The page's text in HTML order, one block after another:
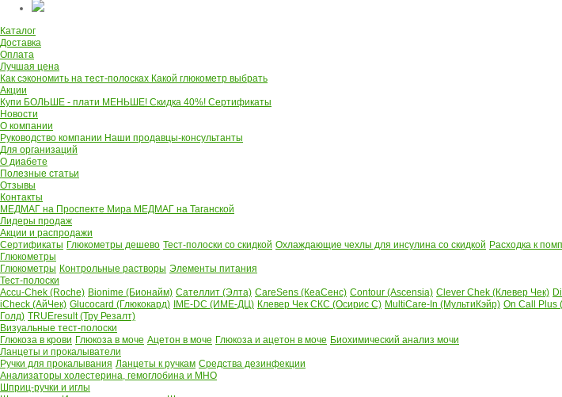
Каталог
Доставка
Оплата
Лучшая цена
Как сэкономить на тест-полосках Какой глюкометр выбрать
Акции
Купи БОЛЬШЕ - плати МЕНЬШЕ! Скидка 40%! Сертификаты
Новости
О компании
Руководство компании Наши продавцы-консультанты
Для организаций
О диабете
Полезные статьи
Отзывы
Контакты
МЕДМАГ на Проспекте Мира МЕДМАГ на Таганской
Лидеры продаж
Акции и распродажи
Сертификаты Глюкометры дешево Тест-полоски со скидкой Охлаждающие чехлы для инсулина со скидкой Расходка к
Глюкометры
Глюкометры Контрольные растворы Элементы питания
Тест-полоски
Accu-Chek (Roche) Bionime (Бионайм) Сателлит (Элта) CareSens (КеаСенс) Contour (Ascensia) Clever Chek (Клевер Чек)
iCheck (АйЧек) Glucocard (Глюкокард) IME-DC (ИМЕ-ДЦ) Клевер Чек СКС (Осирис С) MultiCare-In (МультиКэйр) On Call
Голд) TRUEresult (Тру Резалт)
Визуальные тест-полоски
Глюкоза в крови Глюкоза в моче Ацетон в моче Глюкоза и ацетон в моче Биохимический анализ мочи
Ланцеты и прокалыватели
Ручки для прокалывания Ланцеты к ручкам Средства дезинфекции
Анализаторы холестерина, гемоглобина и МНО
Шприц-ручки и иглы